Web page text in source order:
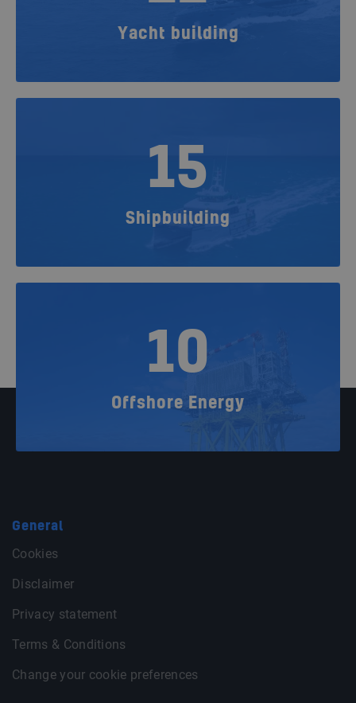
Yacht building
15
Shipbuilding
10
Offshore Energy
General
Cookies
Disclaimer
Privacy statement
Terms & Conditions
Change your cookie preferences